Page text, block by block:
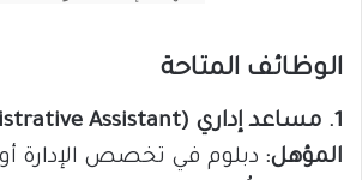
الوظائف المتاحة
1. مساعد إداري (Administrative Assistant)
المؤهل: دبلوم في تخصص الإدارة أو